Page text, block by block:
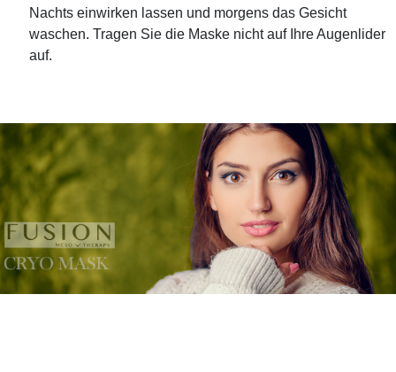
Nachts einwirken lassen und morgens das Gesicht
waschen. Tragen Sie die Maske nicht auf Ihre Augenlider
auf.